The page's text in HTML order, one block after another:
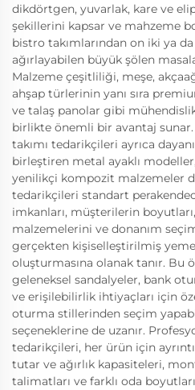
dikdörtgen, yuvarlak, kare ve
şekillerini kapsar ve mahzeme
bistro takımlarından on iki ya
ağırlayabilen büyük şölen
Malzeme çeşitliliği, meşe,
ahşap türlerinin yanı sıra
ve talaş panolar gibi
birlikte önemli bir avantaj sunar.
takımı tedarikçileri ayrıca
birleştiren metal ayaklı
yenilikçi kompozit malzemeler
tedarikçileri standart
imkanları, müşterilerin
malzemelerini ve donanım
gerçekten kişiselleştirilmiş
oluşturmasına olanak tanır. Bu
geleneksel sandalyeler, bank
ve erişilebilirlik ihtiyaçları için
oturma stillerinden seçim
seçeneklerine de uzanır.
tedarikçileri, her ürün için
tutar ve ağırlık kapasiteleri,
talimatları ve farklı oda